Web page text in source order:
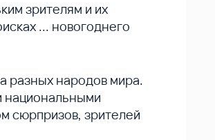
зрителям и их
... новогоднего
разных народов мира.
национальными
сюрпризов, зрителей